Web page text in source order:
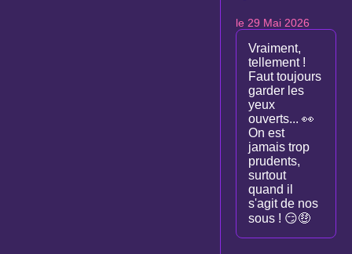
le 29 Mai 2026
Vraiment,
tellement !
Faut toujours
garder les
yeux
ouverts... 👀
On est
jamais trop
prudents,
surtout
quand il
s'agit de nos
sous ! 😏🤑